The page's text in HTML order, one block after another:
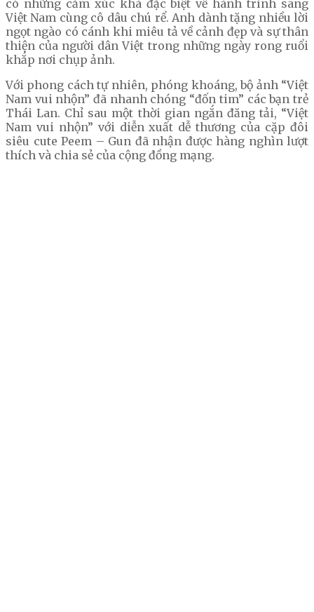
có những cảm xúc khá đặc biệt về hành trình sang
Việt Nam cùng cô dâu chú rể. Anh dành tặng nhiều lời
ngọt ngào có cánh khi miêu tả về cảnh đẹp và sự thân
thiện của người dân Việt trong những ngày rong ruổi
khắp nơi chụp ảnh.
Với phong cách tự nhiên, phóng khoáng, bộ ảnh “Việt
Nam vui nhộn” đã nhanh chóng “đốn tim” các bạn trẻ
Thái Lan. Chỉ sau một thời gian ngắn đăng tải, “Việt
Nam vui nhộn” với diễn xuất dễ thương của cặp đôi
siêu cute Peem – Gun đã nhận được hàng nghìn lượt
thích và chia sẻ của cộng đồng mạng.